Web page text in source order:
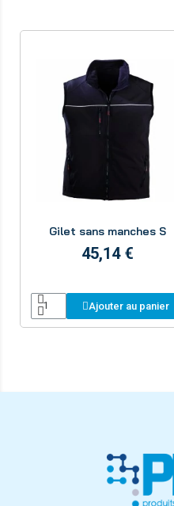
Gilet sans manches S
45,14 €
Ajouter au panier